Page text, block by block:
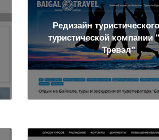
Редизайн
туристической компании
Тревэл"